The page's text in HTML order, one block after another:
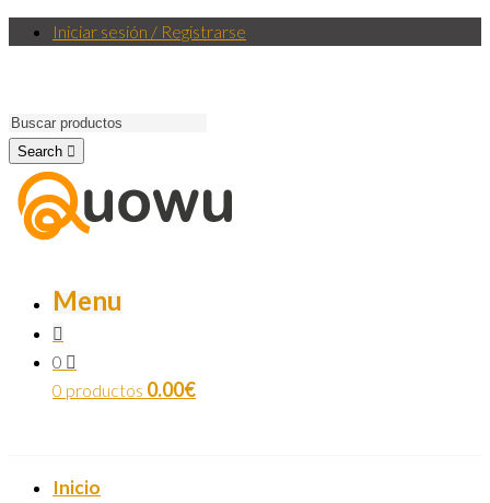
Iniciar sesión / Registrarse
Search
Menu
0
0 productos 0.00€
Inicio